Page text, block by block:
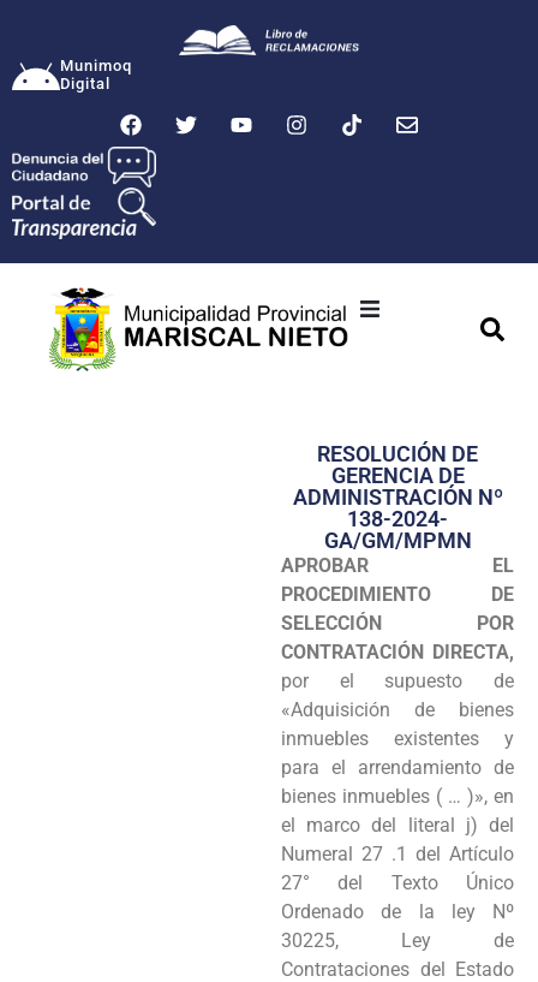
Munimoq
Digital
Transparencia
Seguridad
Programas
Intranet
RESOLUCIÓN DE
GERENCIA DE
ADMINISTRACIÓN Nº
138-2024-
GA/GM/MPMN
APROBAR EL
PROCEDIMIENTO DE
SELECCIÓN POR
CONTRATACIÓN DIRECTA,
por el supuesto de
«Adquisición de bienes
inmuebles existentes y
para el arrendamiento de
bienes inmuebles ( … )», en
el marco del literal j) del
Numeral 27 .1 del Artículo
27° del Texto Único
Ordenado de la ley Nº
30225, Ley de
Contrataciones del Estado